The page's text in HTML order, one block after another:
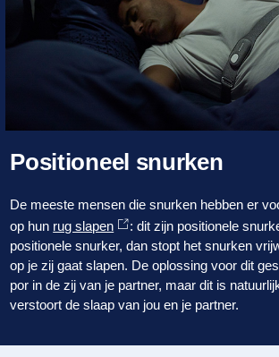
Positioneel snurken
De meeste mensen die snurken hebben er
op hun rug slapen
: dit zijn positionele
positionele snurker, dan stopt het snurken
op je zij gaat slapen. De oplossing voor dit
por in de zij van je partner, maar dit is
verstoort de slaap van jou en je partner.